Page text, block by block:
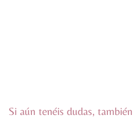
Si aún tenéis dudas,